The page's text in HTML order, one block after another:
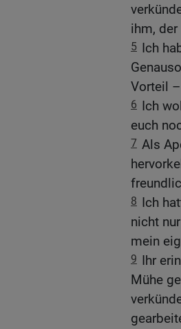
ihm,
5 Ich
Vorteil
6 Ich
euch
7 Als
8 Ich
nicht
mein
9 Ihr
Mühe